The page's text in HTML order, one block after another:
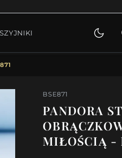
BSE871
PANDORA
MIŁOŚCIĄ -